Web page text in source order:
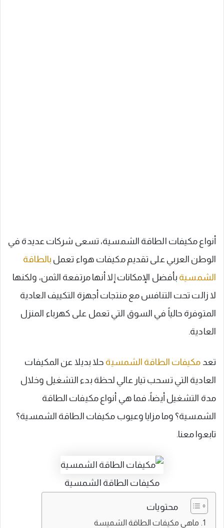
أنواع مكيفات الطاقة الشمسية، تسعى شركات عديدة في
الوطن العربي على تقديم مكيفات هواء تعمل بالطاقة
الشمسية بأفضل الإمكانات إلا أنها مرتفعة الثمن، ولكنها
لا زالت تحت التنافس مع منتجات أجهزة التكييف العادية
المتوفرة حالياً في السوق التي تعمل على كهرباء المنزل
العادية.
تعد مكيفات الطاقة الشمسية حلا بديلا عن المكيفات
العادية التي تسحب تيار عالي لحظة بدء التشغيل وخلال
مدة التشغيل أيضاً، فما هي أنواع مكيفات الطاقة
الشمسية؟ وما مزايا وعيوب مكيفات الطاقة الشمسية؟
تابعوا معنا.
مكيفات الطاقة الشمسية
محتويات
ماهي مكيفات الطاقة الشميسة